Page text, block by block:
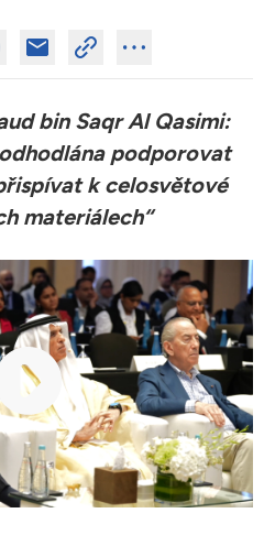
bin Saqr Al Qasimi:
podporovat
k celosvětové
materiálech“